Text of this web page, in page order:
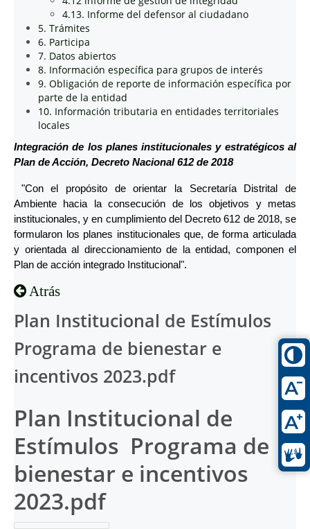
4.13. Informe del defensor al ciudadano
5. Trámites
6. Participa
7. Datos abiertos
8. Información específica para grupos de interés
9. Obligación de reporte de información específica por
parte de la entidad
10. Información tributaria en entidades territoriales
locales
Integración de los planes institucionales y estratégicos al
Plan de Acción, Decreto Nacional 612 de 2018
"Con el propósito de orientar la Secretaría Distrital de
Ambiente hacia la consecución de los objetivos y metas
institucionales, y en cumplimiento del Decreto 612 de 2018, se
formularon los planes institucionales que, de forma articulada
y orientada al direccionamiento de la entidad, componen el
Plan de acción integrado Institucional".
Atrás
Plan Institucional de Estímulos 
Programa de bienestar e
incentivos 2023.pdf
Plan Institucional de
Estímulos  Programa de
bienestar e incentivos
2023.pdf